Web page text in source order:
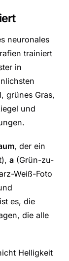
neuronales
trainiert
in
grünes Gras,
und
, der ein
a (Grün-zu-
Weiß-Foto
es, die
die alle
Helligkeit